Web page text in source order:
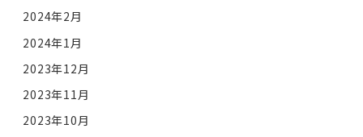
2024年2月
2024年1月
2023年12月
2023年11月
2023年10月